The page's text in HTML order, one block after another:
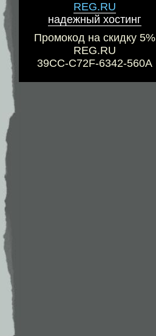
REG.RU
надежный хостинг
Промокод на скидку 5%
REG.RU
39CC-C72F-6342-560A